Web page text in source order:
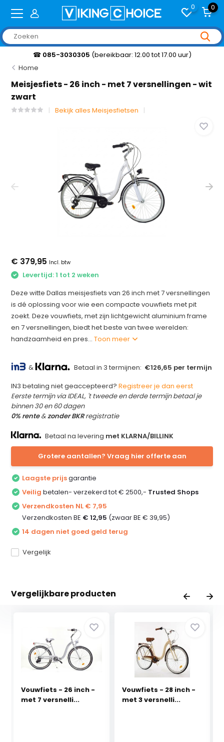
0 0
☎ 085-3030305 (bereikbaar: 12.00 tot 17.00 uur)
Home
Meisjesfiets - 26 inch - met 7 versnellingen - wit
zwart
Bekijk alles Meisjesfietsen
€ 379,95 Incl. btw
Levertijd: 1 tot 2 weken
Deze witte Dallas meisjesfiets van 26 inch met 7 versnellingen
is dé oplossing voor wie een compacte vouwfiets met pit
zoekt. Deze vouwfiets, met zijn lichtgewicht aluminium frame
en 7 versnellingen, biedt het beste van twee werelden:
handzaamheid en pres...Toon meer
& Betaal in 3 termijnen: €126,65 per termijn
IN3 betaling niet geaccepteerd?Registreer je dan eerst
Eerste termijn via IDEAL, 't tweede en derde termijn betaal je
binnen 30 en 60 dagen
0% rente&zonder BKRregistratie
Betaal na levering met KLARNA/BILLINK
Grotere aantallen? Vraag hier offerte aan
Laagste prijsgarantie
Veilig betalen- verzekerd tot € 2500,- Trusted Shops
Verzendkosten NL € 7,95
Verzendkosten BE € 12,95 (zwaar BE € 39,95)
14 dagen niet goed geld terug
Vergelijk
Vergelijkbare producten
Vouwfiets - 26 inch -
met 7 versnelli...
Vouwfiets - 28 inch -
met 3 versnelli...